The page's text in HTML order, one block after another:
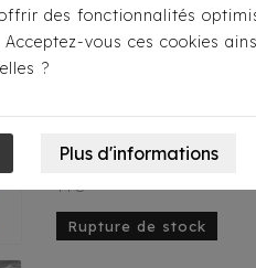
Doudoune Katja
Doudoune
69,90 €
TTC
Rupture de stock
des fonctionnalités
vous ces cookies
?